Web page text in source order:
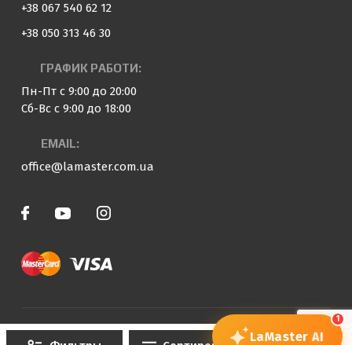
© 2023 — 2026 «LaMaster»
+38 067 540 62 12
+38 050 313 46 30
ГРАФИК РАБОТИ:
Пн-Пт с 9:00 до 20:00
Сб-Вс с 9:00 до 18:00
EMAIL:
office@lamaster.com.ua
1
LaMaster AI